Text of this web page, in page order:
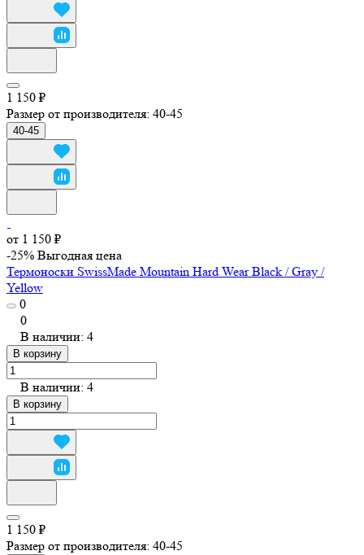
1 150 ₽
Размер от производителя: 40-45
40-45
от 1 150 ₽
-25% Выгодная цена
Термоноски SwissMade Mountain Hard Wear Black / Gray /
Yellow
0
0
В наличии: 4
В корзину
В наличии: 4
В корзину
1 150 ₽
Размер от производителя: 40-45